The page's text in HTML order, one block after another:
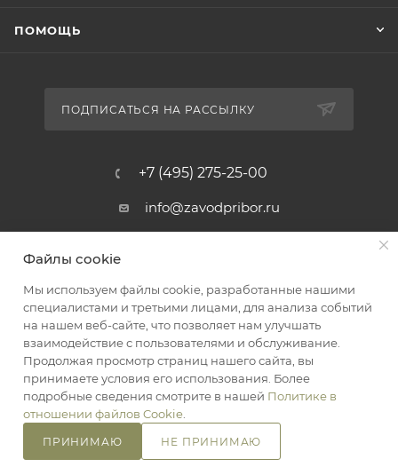
В КОРЗИНУ
ПОМОЩЬ
ПОДПИСАТЬСЯ НА РАССЫЛКУ
+7 (495) 275-25-00
info@zavodpribor.ru
2016-2026 © ЗаводПрибор - Измерительные приборы
Оферта
Конфиденциальность
Файлы cookie
Мы используем файлы cookie, разработанные нашими
специалистами и третьими лицами, для анализа событий
на нашем веб-сайте, что позволяет нам улучшать
взаимодействие с пользователями и обслуживание.
Продолжая просмотр страниц нашего сайта, вы
принимаете условия его использования. Более
подробные сведения смотрите в нашей Политике в
отношении файлов Cookie
ПРИНИМАЮ НЕ ПРИНИМАЮ